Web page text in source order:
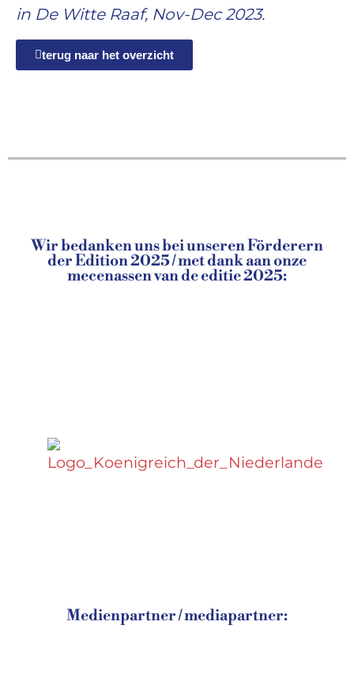
in De Witte Raaf, Nov-Dec 2023.
terug naar het overzicht
Wir bedanken uns bei unseren Förderern
der Edition 2025 / met dank aan onze
mecenassen van de editie 2025:
Medienpartner / mediapartner: